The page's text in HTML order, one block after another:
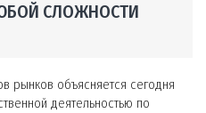
СЛОЖНОСТИ
рынков объясняется сегодня
деятельностью по